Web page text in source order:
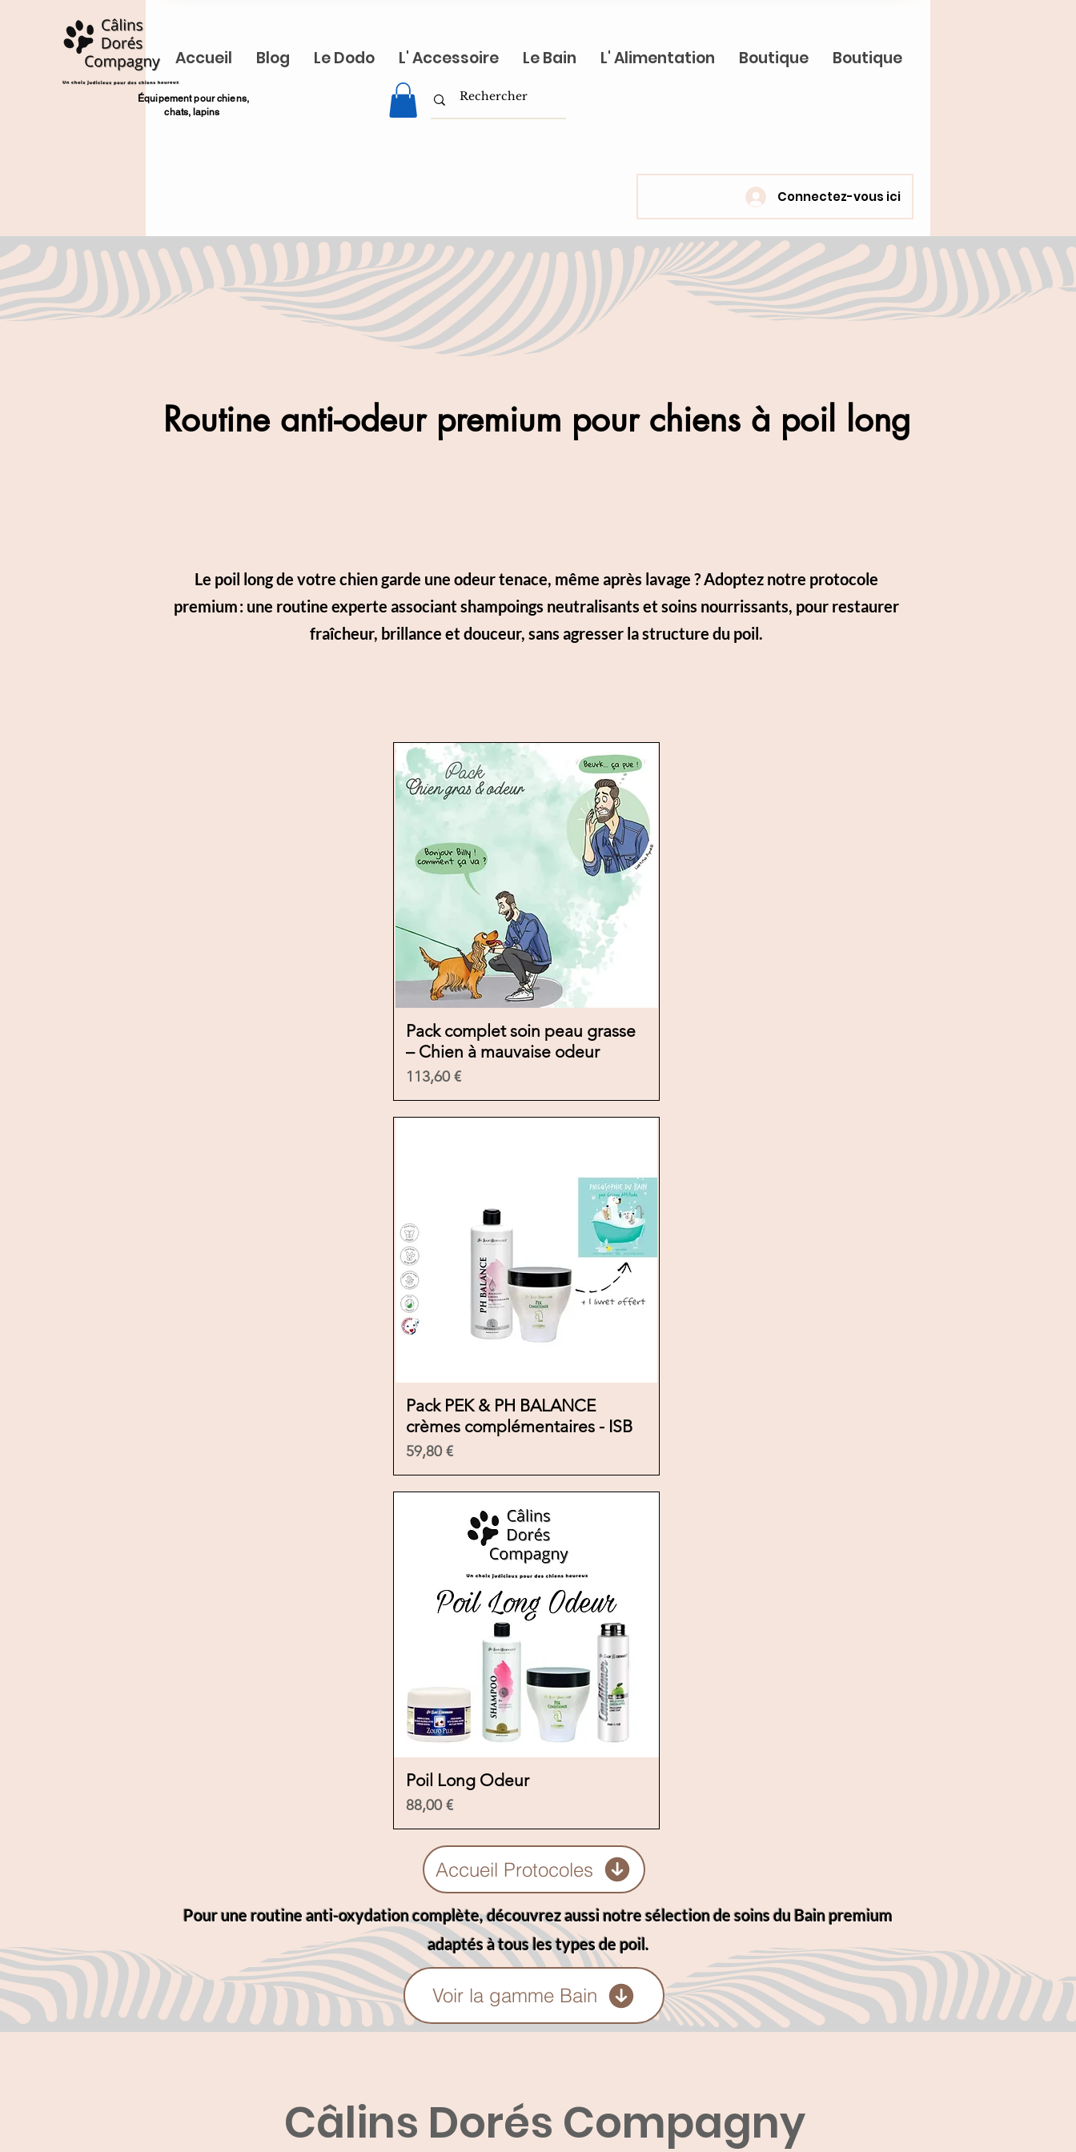
Accueil Blog Le Dodo L' Accessoire Le Bain L' Alimentation Boutique Boutique
​Équipement pour chiens,
chats, lapins
Connectez-vous ici
Routine anti-odeur premium pour chiens à poil long
Le poil long de votre chien garde une odeur tenace, même après lavage ? Adoptez notre protocole
premium : une routine experte associant shampoings neutralisants et soins nourrissants, pour restaurer
fraîcheur, brillance et douceur, sans agresser la structure du poil.
Vista rápida
Pack complet soin peau grasse
– Chien à mauvaise odeur
Precio
113,60 €
Vista rápida
Pack PEK & PH BALANCE
crèmes complémentaires - ISB
Precio
59,80 €
Vista rápida
Poil Long Odeur
Precio
88,00 €
Accueil Protocoles
Pour une routine anti-oxydation complète, découvrez aussi notre sélection de soins du Bain premium
adaptés à tous les types de poil.
Voir la gamme Bain
Câlins Dorés Compagny